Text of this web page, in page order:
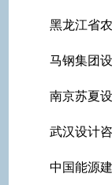
黑龙江省
马钢集团
南京苏夏
武汉设计
中国能源